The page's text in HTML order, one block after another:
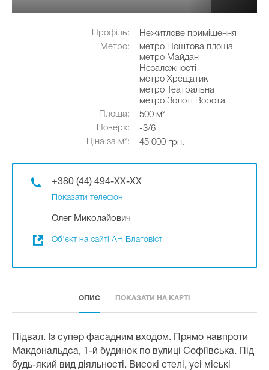
Профіль:
Нежитлове приміщення
Метро:
метро Поштова площа
метро Майдан
Незалежності
метро Хрещатик
метро Театральна
метро Золоті Ворота
Площа:
500 м²
Поверх:
-3/6
Ціна за м²:
45 000 грн.
+380 (44) 494-XX-XX
Показати телефон
Олег Миколайович
Об'єкт на сайті АН Благовіст
ОПИС ПОКАЗАТИ НА КАРТІ
Підвал. Із супер фасадним входом. Прямо навпроти
Макдональдса, 1-й будинок по вулиці Софіївська. Під
будь-який вид діяльності. Високі стелі, усі міські